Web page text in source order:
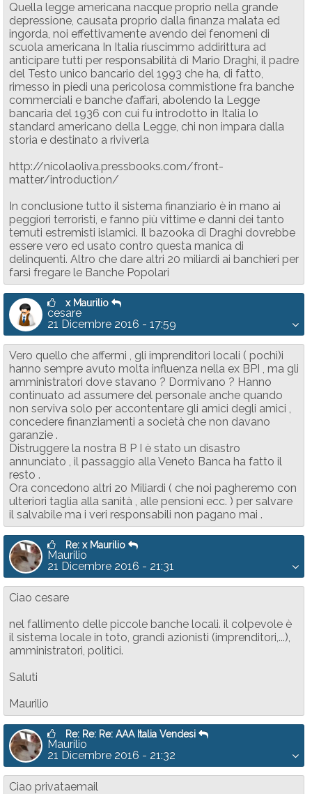
Quella legge americana nacque proprio nella grande
depressione, causata proprio dalla finanza malata ed
ingorda, noi effettivamente avendo dei fenomeni di
scuola americana In Italia riuscimmo addirittura ad
anticipare tutti per responsabilità di Mario Draghi, il padre
del Testo unico bancario del 1993 che ha, di fatto,
rimesso in piedi una pericolosa commistione fra banche
commerciali e banche d’affari, abolendo la Legge
bancaria del 1936 con cui fu introdotto in Italia lo
standard americano della Legge, chi non impara dalla
storia e destinato a riviverla
http://nicolaoliva.pressbooks.com/front-
matter/introduction/
In conclusione tutto il sistema finanziario è in mano ai
peggiori terroristi, e fanno più vittime e danni dei tanto
temuti estremisti islamici. Il bazooka di Draghi dovrebbe
essere vero ed usato contro questa manica di
delinquenti. Altro che dare altri 20 miliardi ai banchieri per
farsi fregare le Banche Popolari
x Maurilio
cesare
21 Dicembre 2016 - 17:59
Vero quello che affermi , gli imprenditori locali ( pochi)i
hanno sempre avuto molta influenza nella ex BPI , ma gli
amministratori dove stavano ? Dormivano ? Hanno
continuato ad assumere del personale anche quando
non serviva solo per accontentare gli amici degli amici ,
concedere finanziamenti a società che non davano
garanzie .
Distruggere la nostra B P I è stato un disastro
annunciato , il passaggio alla Veneto Banca ha fatto il
resto .
Ora concedono altri 20 Miliardi ( che noi pagheremo con
ulteriori taglia alla sanità , alle pensioni ecc. ) per salvare
il salvabile ma i veri responsabili non pagano mai .
Re: x Maurilio
Maurilio
21 Dicembre 2016 - 21:31
Ciao cesare
nel fallimento delle piccole banche locali. il colpevole è
il sistema locale in toto, grandi azionisti (imprenditori,...),
amministratori, politici.
Saluti
Maurilio
Re: Re: Re: AAA Italia Vendesi
Maurilio
21 Dicembre 2016 - 21:32
Ciao privataemail